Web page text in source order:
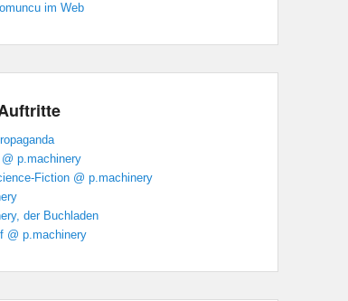
im Web
@ p.machinery
Fiction @ p.machinery
der Buchladen
@ p.machinery